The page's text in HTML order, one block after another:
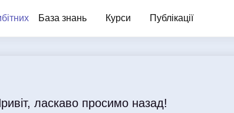
База знань Курси Публікації
ласкаво просимо назад!